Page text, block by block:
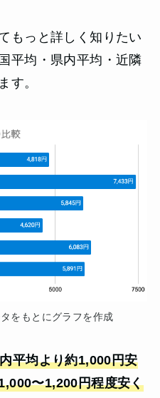
もっと詳しく知りたい
平均・県内平均・近隣
す。
をもとにグラフを作成
平均より約1,000円安
〜1,200円程度安く